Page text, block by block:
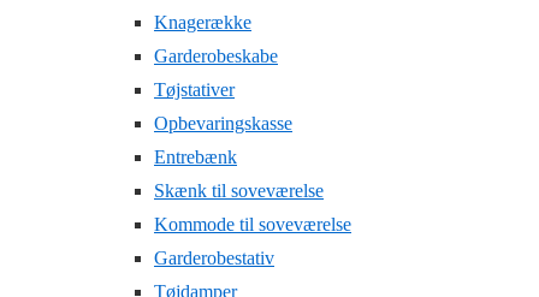
Knagerække
Garderobeskabe
Tøjstativer
Opbevaringskasse
Entrebænk
Skænk til soveværelse
Kommode til soveværelse
Garderobestativ
Tøjdamper